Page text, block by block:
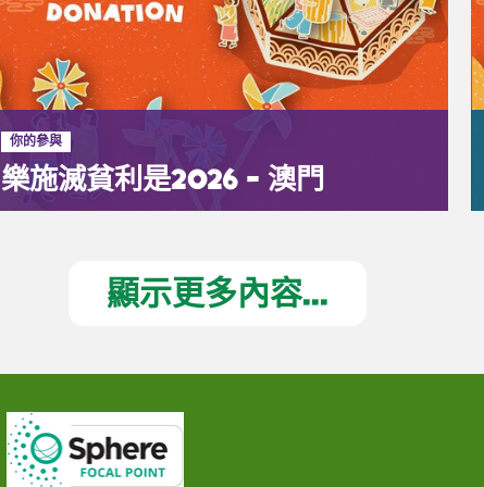
你的參與
樂施滅貧利是2026 - 澳門
顯示更多內容...